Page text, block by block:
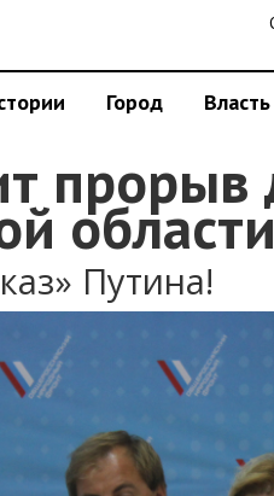
Город Власть
прорыв
Путина!